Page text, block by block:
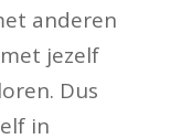
anderen
jezelf
Dus
in